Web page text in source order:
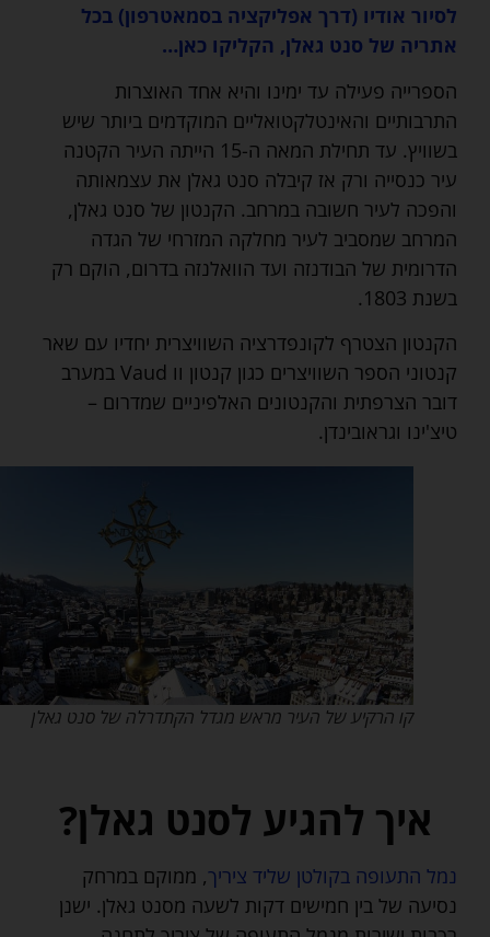
לסיור אודיו (דרך אפליקציה בסמאטרפון) בכל
אתריה של סנט גאלן, הקליקו כאן…
הספרייה פעילה עד ימינו והיא אחד האוצרות
התרבותיים והאינטלקטואליים המוקדמים ביותר שיש
בשוויץ. עד תחילת המאה ה-15 הייתה העיר הקטנה
עיר כנסייה ורק אז קיבלה סנט גאלן את עצמאותה
והפכה לעיר חשובה במרחב. הקנטון של סנט גאלן,
המרחב שמסביב לעיר מחלקה המזרחי של הגדה
הדרומית של הבודנזה ועד הוואלנזה בדרום, הוקם רק
בשנת 1803.
הקנטון הצטרף לקונפדרציה השוויצרית יחדיו עם שאר
קנטוני הספר השוויצרים כגון קנטון וו Vaud במערב
דובר הצרפתית והקנטונים האלפיניים שמדרום –
טיצ'ינו וגראובינדן.
קו הרקיע של העיר מראש מגדל הקתדרלה של סנט גאלן
איך להגיע לסנט גאלן?
נמל התעופה בקולטן שליד ציריך, ממוקם במרחק
נסיעה של בין חמישים דקות לשעה מסנט גאלן. ישנן